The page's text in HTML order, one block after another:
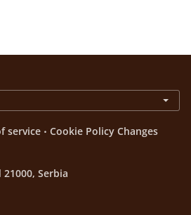
service . Cookie Policy Changes
21000, Serbia